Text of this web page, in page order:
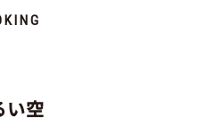
い空